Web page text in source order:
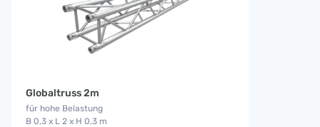
Globaltruss 2m
für hohe Belastung
B 0,3 x L 2 x H 0,3 m